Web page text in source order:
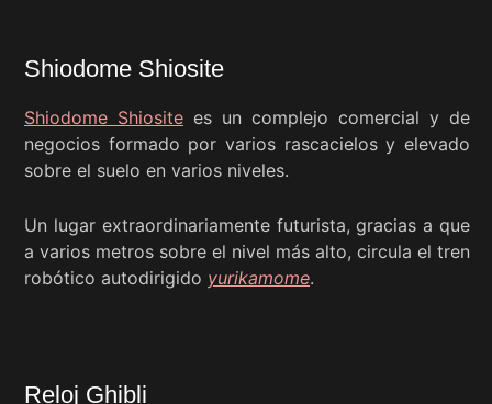
Shiodome Shiosite
Shiodome Shiosite es un complejo comercial y de
negocios formado por varios rascacielos y elevado
sobre el suelo en varios niveles.
Un lugar extraordinariamente futurista, gracias a que
a varios metros sobre el nivel más alto, circula el tren
robótico autodirigido yurikamome.
Reloj Ghibli